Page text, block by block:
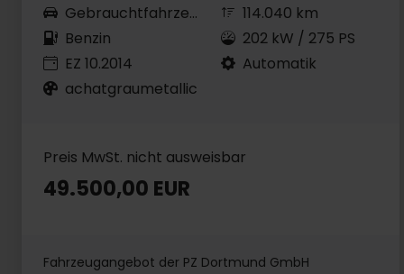
Gebrauchtfahrzeug
Benzin
EZ 10.2014
achatgraumetallic
114.040 km
202 kW / 275 PS
Automatik
Preis MwSt. nicht ausweisbar
49.500,00 EUR
Fahrzeugangebot der PZ Dortmund GmbH